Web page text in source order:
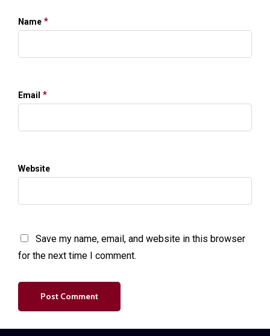
Name *
Email *
Website
Save my name, email, and website in this browser
for the next time I comment.